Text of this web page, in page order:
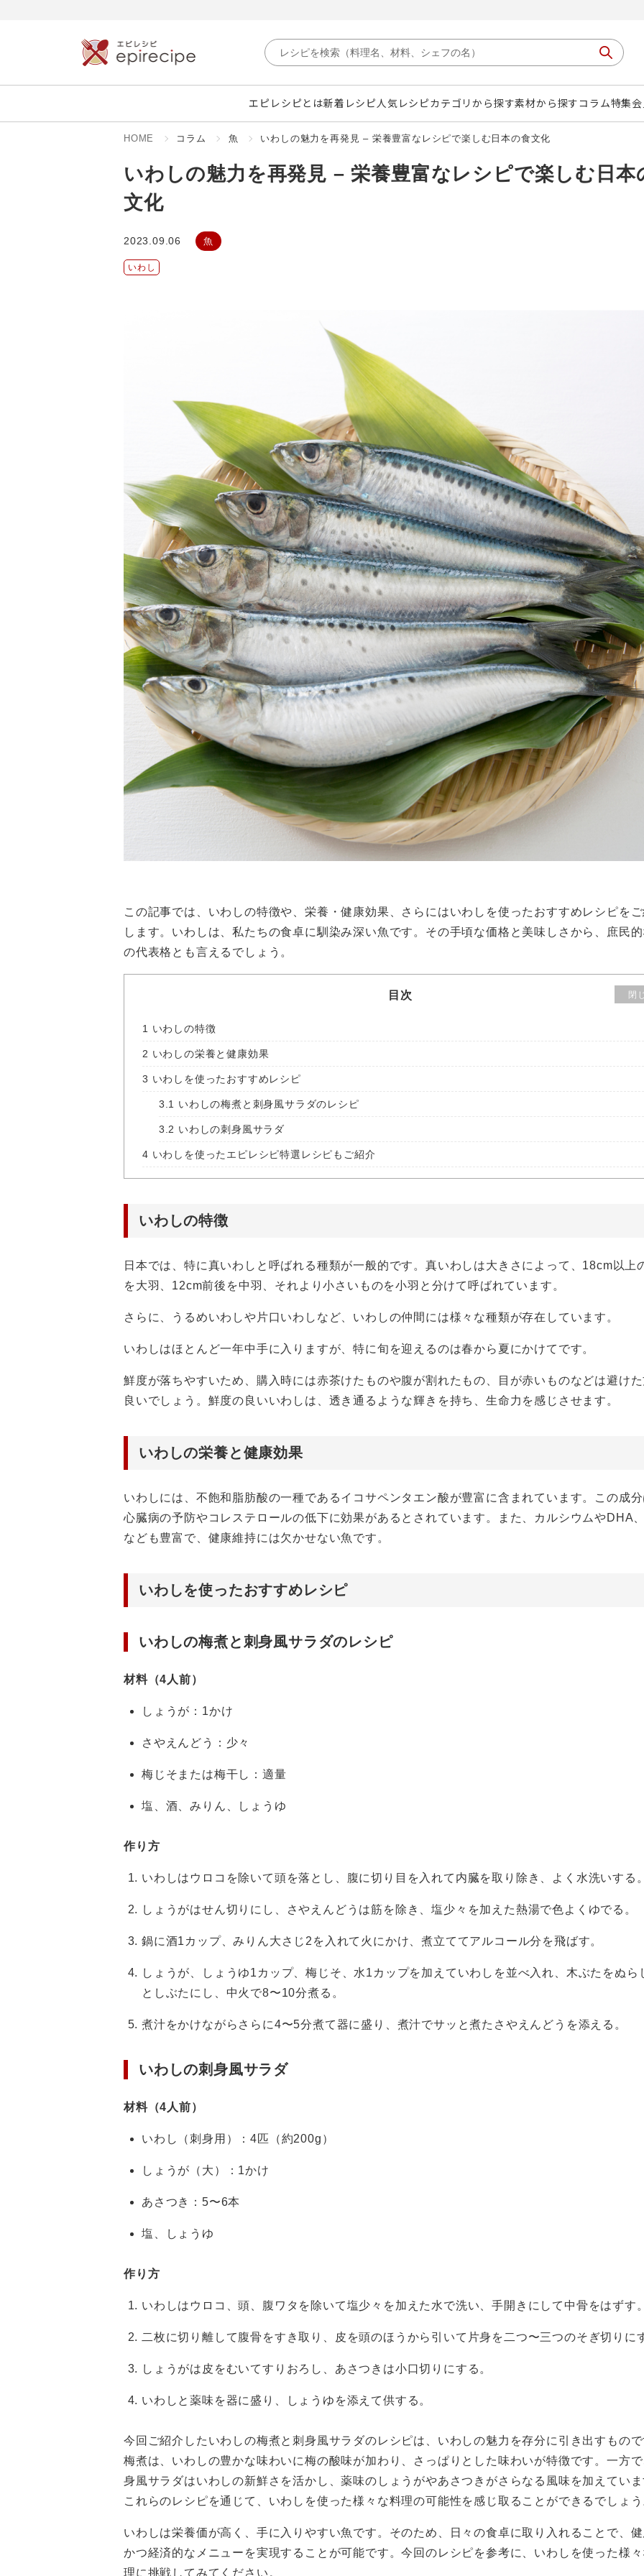
エピレシピとは新着レシピ人気レシピカテゴリから探す素材から探すコラム特集
HOME コラム 魚 いわしの魅力を再発見 – 栄養豊富なレシピで楽しむ日本の食文化
いわしの魅力を再発見 – 栄養豊富なレシピで楽しむ日本
文化
2023.09.06 魚
いわし
この記事では、いわしの特徴や、栄養・健康効果、さらにはいわしを使ったおすすめレシピを
します。いわしは、私たちの食卓に馴染み深い魚です。その手頃な価格と美味しさから、庶民
の代表格とも言えるでしょう。
目次 閉
1 いわしの特徴
2 いわしの栄養と健康効果
3 いわしを使ったおすすめレシピ
3.1 いわしの梅煮と刺身風サラダのレシピ
3.2 いわしの刺身風サラダ
4 いわしを使ったエピレシピ特選レシピもご紹介
いわしの特徴
日本では、特に真いわしと呼ばれる種類が一般的です。真いわしは大きさによって、18cm以上
を大羽、12cm前後を中羽、それより小さいものを小羽と分けて呼ばれています。
さらに、うるめいわしや片口いわしなど、いわしの仲間には様々な種類が存在しています。
いわしはほとんど一年中手に入りますが、特に旬を迎えるのは春から夏にかけてです。
鮮度が落ちやすいため、購入時には赤茶けたものや腹が割れたもの、目が赤いものなどは避け
良いでしょう。鮮度の良いいわしは、透き通るような輝きを持ち、生命力を感じさせます。
いわしの栄養と健康効果
いわしには、不飽和脂肪酸の一種であるイコサペンタエン酸が豊富に含まれています。この成
心臓病の予防やコレステロールの低下に効果があるとされています。また、カルシウムやDHA
なども豊富で、健康維持には欠かせない魚です。
いわしを使ったおすすめレシピ
いわしの梅煮と刺身風サラダのレシピ
材料（4人前）
しょうが：1かけ
さやえんどう：少々
梅じそまたは梅干し：適量
塩、酒、みりん、しょうゆ
作り方
いわしはウロコを除いて頭を落とし、腹に切り目を入れて内臓を取り除き、よく水洗いする
しょうがはせん切りにし、さやえんどうは筋を除き、塩少々を加えた熱湯で色よくゆでる。
鍋に酒1カップ、みりん大さじ2を入れて火にかけ、煮立ててアルコール分を飛ばす。
しょうが、しょうゆ1カップ、梅じそ、水1カップを加えていわしを並べ入れ、木ぶたをぬら
としぶたにし、中火で8〜10分煮る。
煮汁をかけながらさらに4〜5分煮て器に盛り、煮汁でサッと煮たさやえんどうを添える。
いわしの刺身風サラダ
材料（4人前）
いわし（刺身用）：4匹（約200g）
しょうが（大）：1かけ
あさつき：5〜6本
塩、しょうゆ
作り方
いわしはウロコ、頭、腹ワタを除いて塩少々を加えた水で洗い、手開きにして中骨をはずす
二枚に切り離して腹骨をすき取り、皮を頭のほうから引いて片身を二つ〜三つのそぎ切りに
しょうがは皮をむいてすりおろし、あさつきは小口切りにする。
いわしと薬味を器に盛り、しょうゆを添えて供する。
今回ご紹介したいわしの梅煮と刺身風サラダのレシピは、いわしの魅力を存分に引き出すもの
梅煮は、いわしの豊かな味わいに梅の酸味が加わり、さっぱりとした味わいが特徴です。一方
身風サラダはいわしの新鮮さを活かし、薬味のしょうがやあさつきがさらなる風味を加えてい
これらのレシピを通じて、いわしを使った様々な料理の可能性を感じ取ることができるでしょ
いわしは栄養価が高く、手に入りやすい魚です。そのため、日々の食卓に取り入れることで、
かつ経済的なメニューを実現することが可能です。今回のレシピを参考に、いわしを使った様
理に挑戦してみてください。